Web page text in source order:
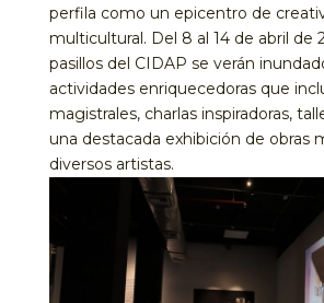
perfila como un epicentro de
multicultural. Del 8 al 14 de abril de
pasillos del CIDAP se verán
actividades enriquecedoras que
magistrales, charlas inspiradoras,
una destacada exhibición de obras
diversos artistas.